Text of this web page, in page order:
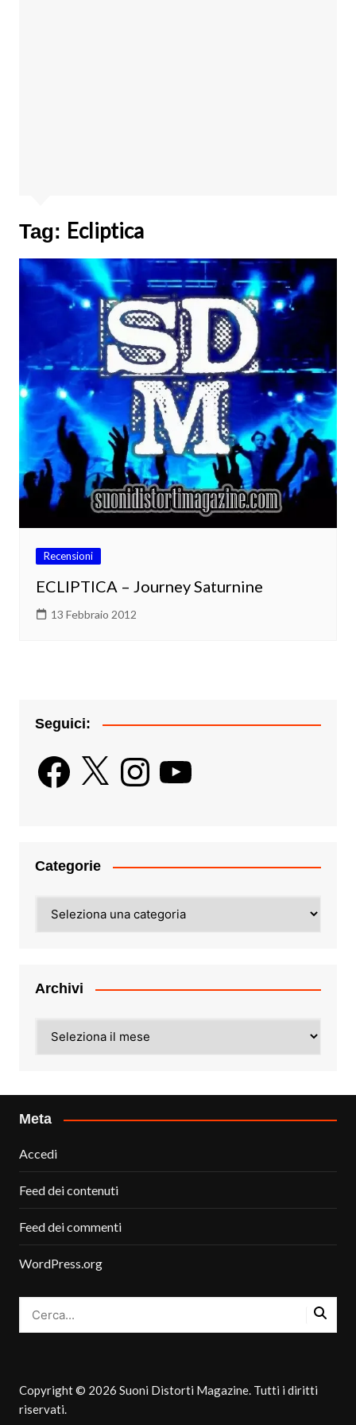
Tag: Ecliptica
Recensioni
ECLIPTICA – Journey Saturnine
13 Febbraio 2012
Seguici:
Facebook
X InstagramYouTube
Categorie
Archivi
Meta
Accedi
Feed dei contenuti
Feed dei commenti
WordPress.org
Copyright © 2026 Suoni Distorti Magazine. Tutti i diritti
riservati.